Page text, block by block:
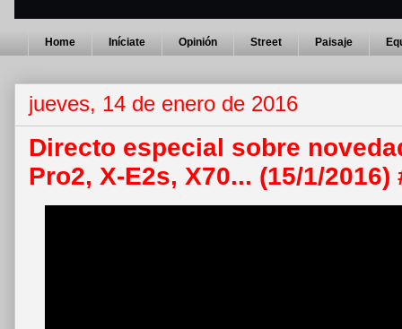
Home Iníciate Opinión Street Paisaje
jueves, 14 de enero de 2016
Directo especial sobre
Pro2, X-E2s, X70... (15/1/